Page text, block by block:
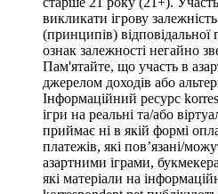
викликати ігрову
(принципів)
ознак залежності негайно
Пам'ятайте, що участь в
джерелом доходів або
Інформаційний ресурс
ігри на реальні та/або
приймає ні в якій формі
платежів, які пов’язані/
азартними іграми,
які матеріали на